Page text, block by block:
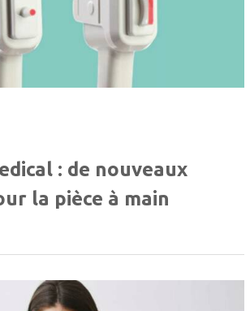
: de nouveaux
la pièce à main